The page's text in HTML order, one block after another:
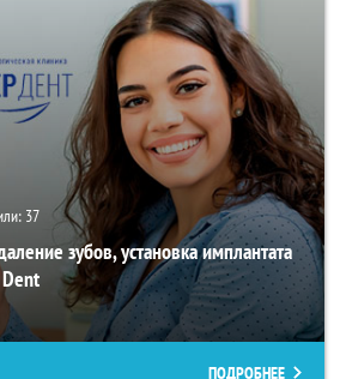
37
зубов, установка имплантата
ПОДРОБНЕЕ